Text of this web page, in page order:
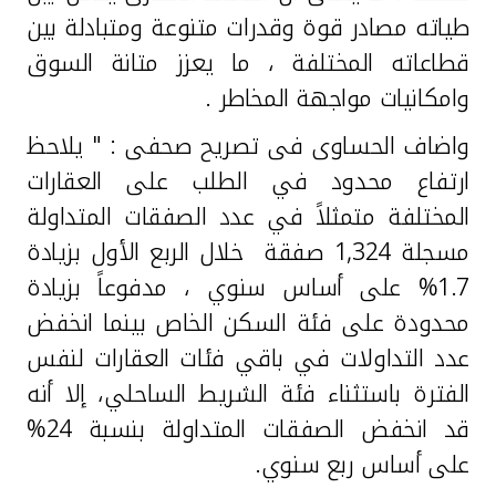
طياته مصادر قوة وقدرات متنوعة ومتبادلة بين
قطاعاته المختلفة ، ما يعزز متانة السوق
وامكانيات مواجهة المخاطر .
واضاف الحساوى فى تصريح صحفى : " يلاحظ
ارتفاع محدود في الطلب على العقارات
المختلفة متمثلاً في عدد الصفقات المتداولة
مسجلة
1,324 صفقة خلال الربع الأول بزيادة
1.7% على أساس سنوي ، مدفوعاً بزيادة
محدودة على فئة السكن الخاص بينما انخفض
عدد التداولات في باقي فئات العقارات لنفس
الفترة باستثناء فئة الشريط الساحلي، إلا أنه
قد انخفض الصفقات المتداولة بنسبة 24%
على أساس ربع سنوي.